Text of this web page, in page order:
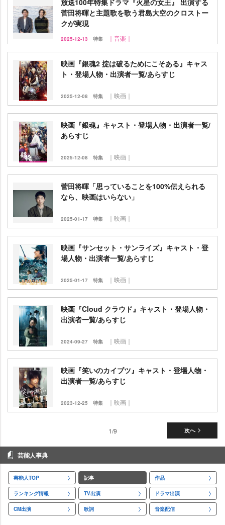
菅田将暉と主題歌を歌う君島大空のクロストー
クが実現
2025-12-13 特集 ｜音楽｜
映画『銀魂2 掟は破るためにこそある』キャス
ト・登場人物・出演者一覧/あらすじ
2025-12-08 特集 ｜映画｜
映画『銀魂』キャスト・登場人物・出演者一覧/
あらすじ
2025-12-08 特集 ｜映画｜
菅田将暉「思っていることを100%伝えられる
なら、映画はいらない」
2025-01-17 特集 ｜映画｜
映画『サンセット・サンライズ』キャスト・登
場人物・出演者一覧/あらすじ
2025-01-17 特集 ｜映画｜
映画『Cloud クラウド』キャスト・登場人物・
出演者一覧/あらすじ
2024-09-27 特集 ｜映画｜
映画『笑いのカイブツ』キャスト・登場人物・
出演者一覧/あらすじ
2023-12-25 特集 ｜映画｜
次へ
1/9
芸能人事典
芸能人TOP 記事 作品
ランキング情報 TV出演 ドラマ出演
CM出演 歌詞 音楽配信